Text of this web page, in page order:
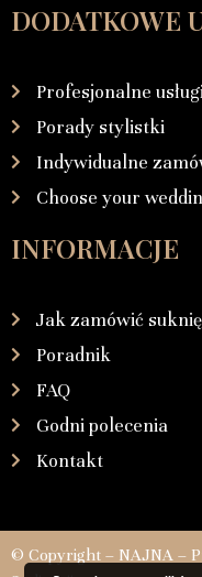
DODATKOWE
Profesjonalne
Porady stylistki
Indywidualne
Choose your
INFORMACJE
Jak zamówić
Poradnik
FAQ
Godni polecenia
Kontakt
© Copyright – NAJNA –